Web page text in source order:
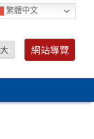
繁體中文
大 網站導覽